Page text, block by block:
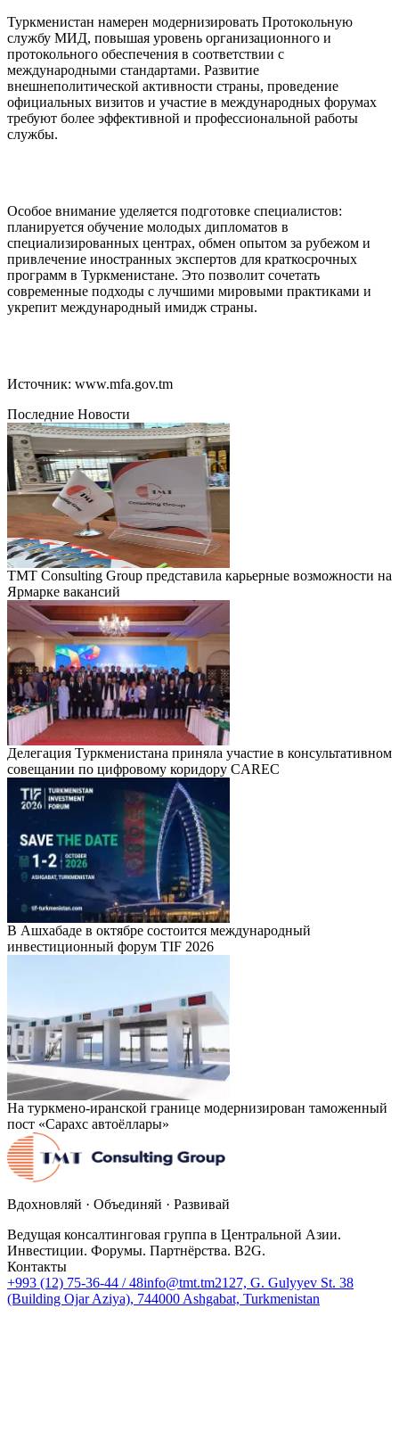
Туркменистан намерен модернизировать Протокольную
службу МИД, повышая уровень организационного и
протокольного обеспечения в соответствии с
международными стандартами. Развитие
внешнеполитической активности страны, проведение
официальных визитов и участие в международных форумах
требуют более эффективной и профессиональной работы
службы.
Особое внимание уделяется подготовке специалистов:
планируется обучение молодых дипломатов в
специализированных центрах, обмен опытом за рубежом и
привлечение иностранных экспертов для краткосрочных
программ в Туркменистане. Это позволит сочетать
современные подходы с лучшими мировыми практиками и
укрепит международный имидж страны.
Источник: www.mfa.gov.tm
Последние Новости
TMT Consulting Group представила карьерные возможности на
Ярмарке вакансий
Делегация Туркменистана приняла участие в консультативном
совещании по цифровому коридору CAREC
В Ашхабаде в октябре состоится международный
инвестиционный форум TIF 2026
На туркмено-иранской границе модернизирован таможенный
пост «Сарахс автоёллары»
Вдохновляй · Объединяй · Развивай
Ведущая консалтинговая группа в Центральной Азии.
Инвестиции. Форумы. Партнёрства. B2G.
Контакты
+993 (12) 75-36-44 / 48info@tmt.tm2127, G. Gulyyev St. 38
(Building Ojar Aziya), 744000 Ashgabat, Turkmenistan